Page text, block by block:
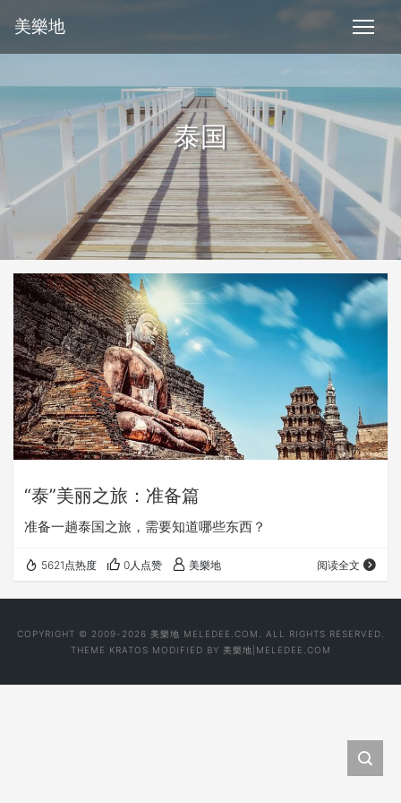
美樂地
泰国
“泰”美丽之旅：准备篇
准备一趟泰国之旅，需要知道哪些东西？
5621点热度 0人点赞 美樂地 阅读全文
COPYRIGHT © 2009-2026 美樂地 MELEDEE.COM. ALL RIGHTS RESERVED.
THEME KRATOS MODIFIED BY 美樂地|MELEDEE.COM